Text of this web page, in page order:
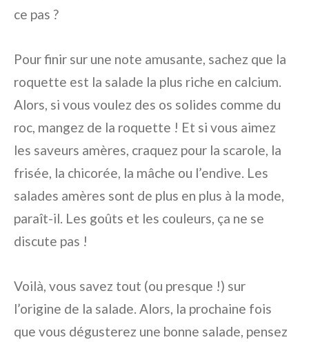
ce pas ?
Pour finir sur une note amusante, sachez que la
roquette est la salade la plus riche en calcium.
Alors, si vous voulez des os solides comme du
roc, mangez de la roquette ! Et si vous aimez
les saveurs amères, craquez pour la scarole, la
frisée, la chicorée, la mâche ou l’endive. Les
salades amères sont de plus en plus à la mode,
paraît-il. Les goûts et les couleurs, ça ne se
discute pas !
Voilà, vous savez tout (ou presque !) sur
l’origine de la salade. Alors, la prochaine fois
que vous dégusterez une bonne salade, pensez